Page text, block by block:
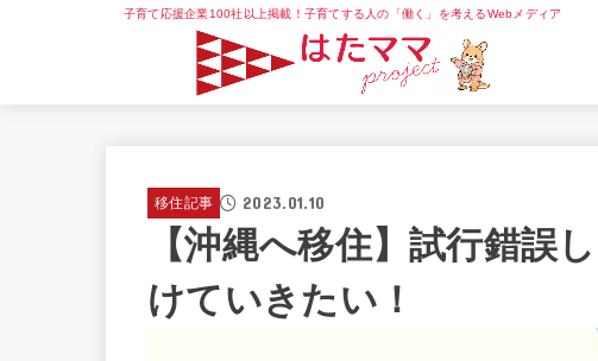
子育て応援企業100社以上掲載！子育てする人の「働く」を考えるWebメディア
移住記事 2023.01.10
【沖縄へ移住】試行錯誤
けていきたい！